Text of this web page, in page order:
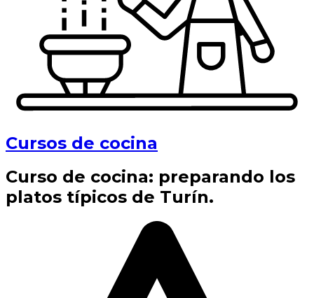
Cursos de cocina
Curso de cocina: preparando los
platos típicos de Turín.